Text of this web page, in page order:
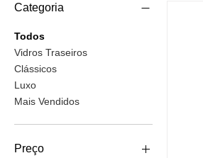
Categoria
Todos
Vidros Traseiros
Clássicos
Luxo
Mais Vendidos
Preço